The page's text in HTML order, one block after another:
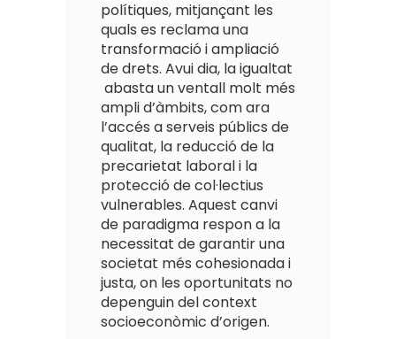
polítiques, mitjançant les
quals es reclama una
transformació i ampliació
de drets. Avui dia, la igualtat
abasta un ventall molt més
ampli d’àmbits, com ara
l’accés a serveis públics de
qualitat, la reducció de la
precarietat laboral i la
protecció de col·lectius
vulnerables. Aquest canvi
de paradigma respon a la
necessitat de garantir una
societat més cohesionada i
justa, on les oportunitats no
depenguin del context
socioeconòmic d’origen.